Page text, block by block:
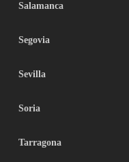
Salamanca
Segovia
Sevilla
Soria
Tarragona